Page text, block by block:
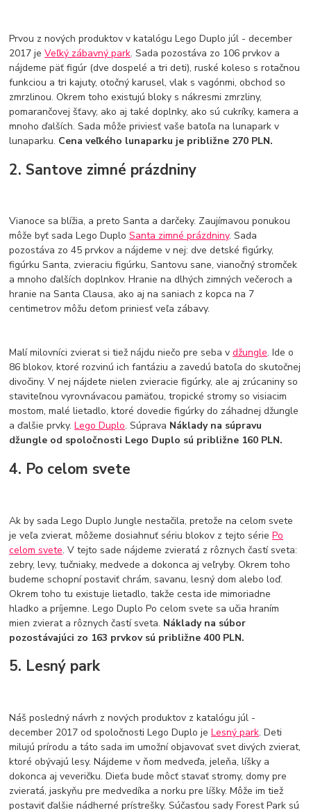
L.O.L. Surprise zberateľské figúrky
L.O.L. OMG L.O.L. OMG Bábiky
Prvou z nových produktov v katalógu Lego Duplo júl - december
2017 jeVeľký zábavný park. Sada pozostáva zo 106 prvkov a
nájdeme päť figúr (dve dospelé a tri deti), ruské koleso s rotačnou
funkciou a tri kajuty, otočný karusel, vlak s vagónmi, obchod so
zmrzlinou. Okrem toho existujú bloky s nákresmi zmrzliny,
pomarančovej šťavy, ako aj také doplnky, ako sú cukríky, kamera a
mnoho ďalších. Sada môže priviesť vaše batoľa na lunapark v
lunaparku. Cena veľkého lunaparku je približne 270 PLN.
2. Santove zimné prázdniny
Vianoce sa blížia, a preto Santa a darčeky. Zaujímavou ponukou
môže byť sada Lego DuploSanta zimné prázdniny. Sada
pozostáva zo 45 prvkov a nájdeme v nej: dve detské figúrky,
figúrku Santa, zvieraciu figúrku, Santovu sane, vianočný stromček
a mnoho ďalších doplnkov. Hranie na dlhých zimných večeroch a
hranie na Santa Clausa, ako aj na saniach z kopca na 7
centimetrov môžu deťom priniesť veľa zábavy.
Malí milovníci zvierat si tiež nájdu niečo pre seba vdžungle. Ide o
86 blokov, ktoré rozvinú ich fantáziu a zavedú batoľa do skutočnej
divočiny. V nej nájdete nielen zvieracie figúrky, ale aj zrúcaniny so
staviteľnou vyrovnávacou pamäťou, tropické stromy so visiacim
mostom, malé lietadlo, ktoré dovedie figúrky do záhadnej džungle
a ďalšie prvky.Lego Duplo. Súprava Náklady na súpravu
džungle od spoločnosti Lego Duplo sú približne 160 PLN.
4. Po celom svete
Ak by sada Lego Duplo Jungle nestačila, pretože na celom svete
je veľa zvierat, môžeme dosiahnuť sériu blokov z tejto sériePo
celom svete. V tejto sade nájdeme zvieratá z rôznych častí sveta:
zebry, levy, tučniaky, medvede a dokonca aj veľryby. Okrem toho
budeme schopní postaviť chrám, savanu, lesný dom alebo loď.
Okrem toho tu existuje lietadlo, takže cesta ide mimoriadne
hladko a príjemne. Lego Duplo Po celom svete sa učia hraním
mien zvierat a rôznych častí sveta. Náklady na súbor
pozostávajúci zo 163 prvkov sú približne 400 PLN.
5. Lesný park
Náš posledný návrh z nových produktov z katalógu júl -
december 2017 od spoločnosti Lego Duplo jeLesný park. Deti
milujú prírodu a táto sada im umožní objavovať svet divých zvierat,
ktoré obývajú lesy. Nájdeme v ňom medveďa, jeleňa, líšky a
dokonca aj veveričku. Dieťa bude môcť stavať stromy, domy pre
zvieratá, jaskyňu pre medvedíka a norku pre líšky. Môže im tiež
postaviť ďalšie nádherné prístrešky. Súčasťou sady Forest Park sú